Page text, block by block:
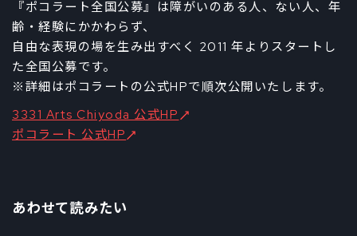
『ポコラート全国公募』は障がいのある人、ない人、年
齢・経験にかかわらず、
自由な表現の場を生み出すべく 2011 年よりスタートし
た全国公募です。
※詳細はポコラートの公式HPで順次公開いたします。
3331 Arts Chiyoda 公式HP
ポコラート 公式HP
あわせて読みたい